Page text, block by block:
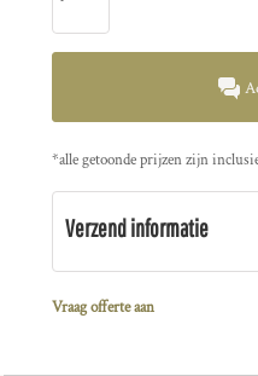
*alle getoonde prijzen zijn
Verzend informatie
Vraag offerte aan